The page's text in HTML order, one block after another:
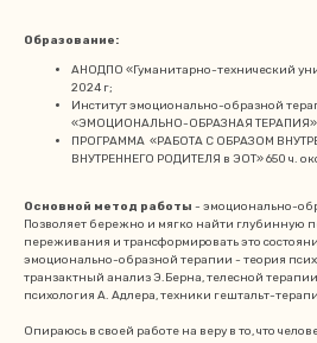
Образование:
АНОДПО «Гуманитарно-технический
2024 г;
Институт эмоционально-образной
«ЭМОЦИОНАЛЬНО-ОБРАЗНАЯ ТЕРАПИЯ» -
ПРОГРАММА «РАБОТА С ОБРАЗОМ
ВНУТРЕННЕГО РОДИТЕЛЯ в ЭОТ» 650 ч.
Основной метод работы - эмоционально-
Позволяет бережно и мягко найти глубинную
переживания и трансформировать это
эмоционально-образной терапии - теория
транзактный анализ Э.Берна, телесной
психология А. Адлера, техники гештальт-
Опираюсь в своей работе на веру в то, что